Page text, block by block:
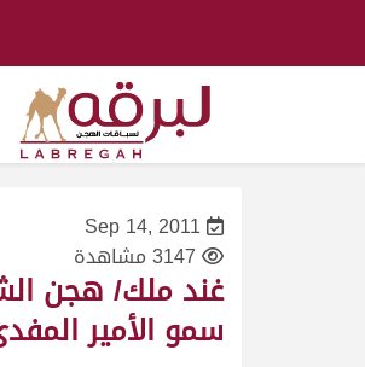
Sep 14, 2011
3147 مشاهدة
غند ملك/ هجن
سمو الأمير المفدى 4/3/2015 – التوقيت